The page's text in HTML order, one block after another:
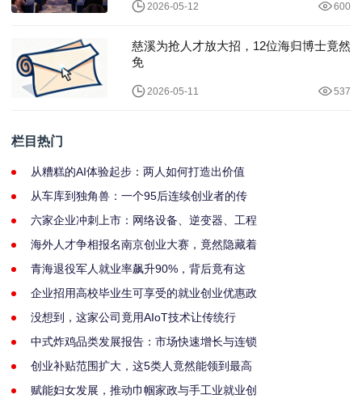
2026-05-12 600
慈溪为抢人才放大招，12位海归博士竟然
免
2026-05-11 537
栏目热门
从糟糕的AI体验起步：两人如何打造出价值
从车库到独角兽：一个95后连续创业者的传
六家企业冲刺上市：网络设备、逆变器、工程
海外人才争相报名南京创业大赛，竟然隐藏着
青海退役军人就业率飙升90%，背后竟有这
企业招用高校毕业生可享受的就业创业优惠政
没想到，这家公司竟用AIoT技术让传统行
中式炸鸡品类发展报告：市场快速增长与连锁
创业补贴范围扩大，这5类人竟然能领到最高
赋能妇女发展，推动巾帼家政与手工业就业创